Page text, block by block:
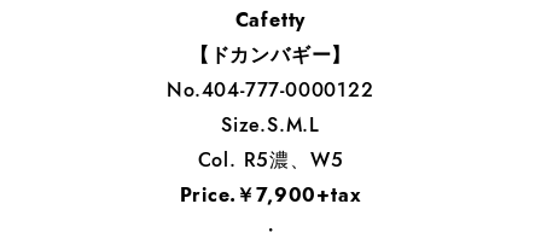
Cafetty
【ドカンバギー】
No.404-777-0000122
Size.S.M.L
Col. R5濃、W5
Price.￥7,900+tax